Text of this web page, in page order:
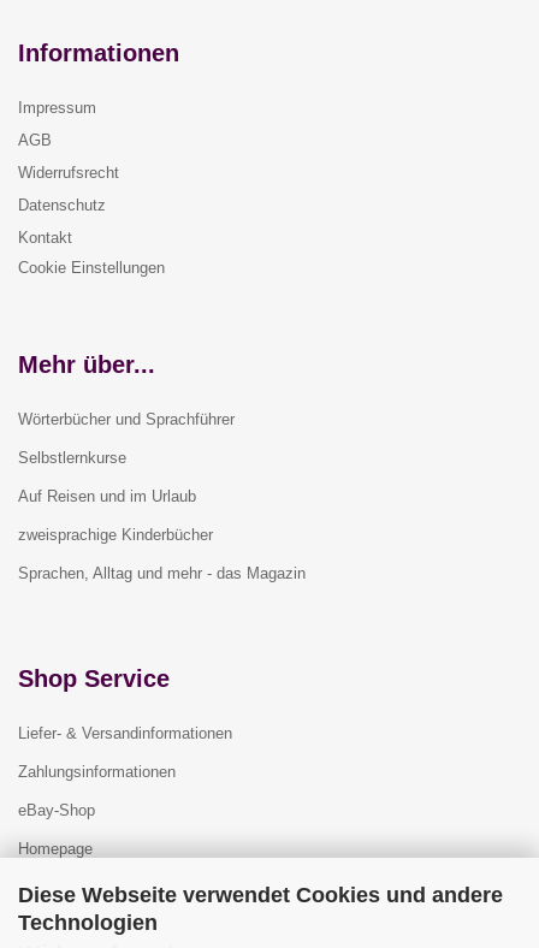
Diese Webseite verwendet Cookies und andere
Technologien
Informationen
Impressum
AGB
Widerrufsrecht
Datenschutz
Kontakt
Cookie Einstellungen
Mehr über...
Wörterbücher und Sprachführer
Selbstlernkurse
Auf Reisen und im Urlaub
zweisprachige Kinderbücher
Sprachen, Alltag und mehr - das Magazin
Shop Service
Liefer- & Versandinformationen
Zahlungsinformationen
eBay-Shop
Homepage